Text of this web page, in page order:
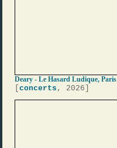
Deary - Le Hasard Ludique, Paris
[concerts , 2026]